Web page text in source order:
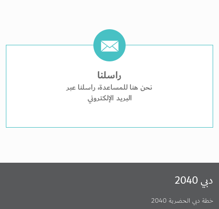
راسلنا
نحن هنا للمساعدة، راسلنا عبر
البريد الإلكتروني
دبي 2040
خطة دبي الحضرية 2040